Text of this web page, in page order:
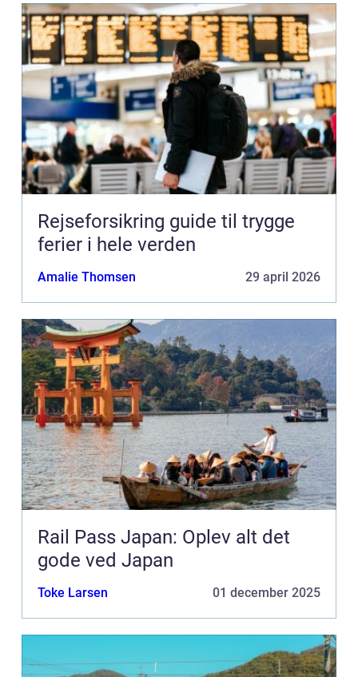
Rejseforsikring guide til trygge
ferier i hele verden
Amalie Thomsen 29 april 2026
Rail Pass Japan: Oplev alt det
gode ved Japan
Toke Larsen 01 december 2025